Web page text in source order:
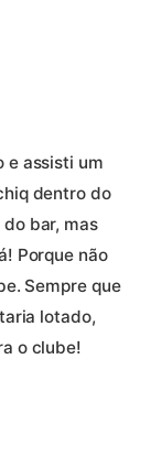
e assisti um
dentro do
bar, mas
Porque não
Sempre que
lotado,
o clube!